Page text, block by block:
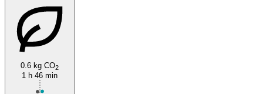
0.6 kg CO2
1 h 46 min